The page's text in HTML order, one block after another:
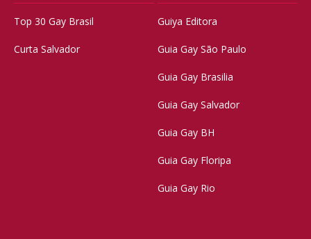
Top 30 Gay Brasil
Curta Salvador
Guiya Editora
Guia Gay São Paulo
Guia Gay Brasilia
Guia Gay Salvador
Guia Gay BH
Guia Gay Floripa
Guia Gay Rio